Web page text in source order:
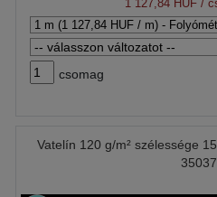
1 127,84 HUF /
csomag
Vatelín 120 g/m² szélessége